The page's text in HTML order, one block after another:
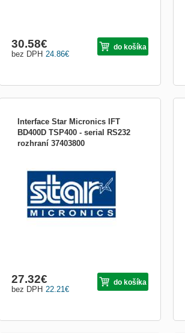
24.86€
bez DPH
30.58€ do košíka
Interface Star Micronics IFT
BD400D TSP400 - serial RS232
rozhraní 37403800
22.21€
bez DPH
27.32€ do košíka